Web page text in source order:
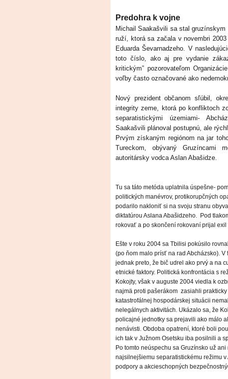
Predohra k vojne
Michail Saakašvili sa stal
ruží, ktorá sa začala v novembri
Eduarda Ševarnadzeho. V
toto číslo, ako aj pre vydanie
kritickým” pozorovateľom
voľby často označované ako
Nový prezident občanom sľúbil,
integrity zeme, ktorá po konfliktoch
separatistickými územiami-
Saakašvili plánoval postupnú, ale
Prvým získaným regiónom na jar
Tureckom, obývaný Gruzíncami
autoritársky vodca Aslan Abašidze.
Tu sa táto metóda uplatnila úspešne-
politických manévrov, protikorupčných
podarilo nakloniť si na svoju stranu
diktatúrou Aslana Abašidzeho. Pod
rokovať a po skončení rokovaní prijal exil
Ešte v roku 2004 sa Tbilisi pokúsilo
(po ňom malo prísť na rad Abcházsko).
jednak preto, že bič udrel ako prvý a na
etnické faktory. Politická konfrontácia s
Kokojty, však v auguste 2004 viedla k
najmä proti pašerákom zasiahli
katastrofálnej hospodárskej situácii
nelegálnych aktivitách. Ukázalo sa, že
policajné jednotky sa prejavili ako málo
nenávisti. Obdoba opatrení, ktoré boli
ich tak v Južnom Osetsku iba posilnili a
Po tomto neúspechu sa Gruzínsko už
najsilnejšiemu separatistickému režimu
podpory a akcieschopných